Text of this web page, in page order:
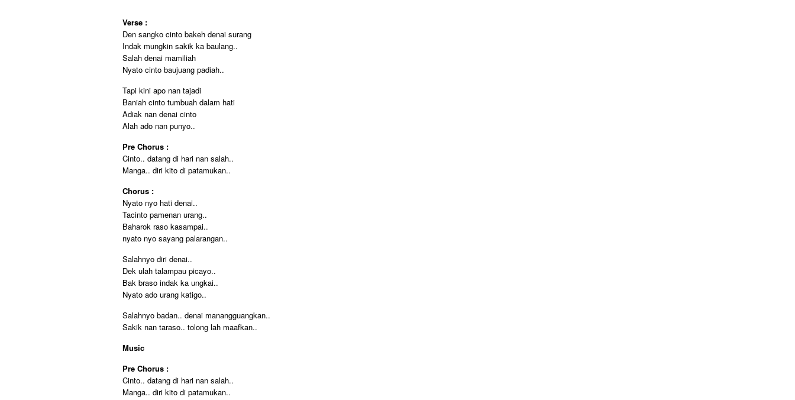
Verse :
Den sangko cinto bakeh denai surang
Indak mungkin sakik ka baulang..
Salah denai mamiliah
Nyato cinto baujuang padiah..
Tapi kini apo nan tajadi
Baniah cinto tumbuah dalam hati
Adiak nan denai cinto
Alah ado nan punyo..
Pre Chorus :
Cinto.. datang di hari nan salah..
Manga.. diri kito di patamukan..
Chorus :
Nyato nyo hati denai..
Tacinto pamenan urang..
Baharok raso kasampai..
nyato nyo sayang palarangan..
Salahnyo diri denai..
Dek ulah talampau picayo..
Bak braso indak ka ungkai..
Nyato ado urang katigo..
Salahnyo badan.. denai manangguangkan..
Sakik nan taraso.. tolong lah maafkan..
Music
Pre Chorus :
Cinto.. datang di hari nan salah..
Manga.. diri kito di patamukan..